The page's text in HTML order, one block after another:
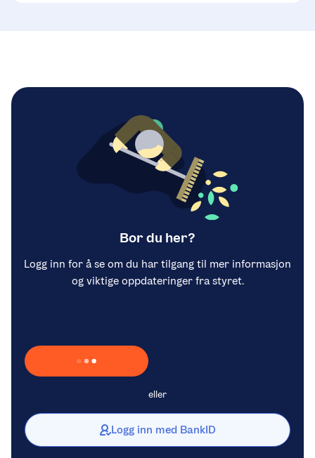
Bor du her?
Logg inn for å se om du har tilgang til mer informasjon
og viktige oppdateringer fra styret.
Laster inn Vipps …
eller
Logg inn med BankID